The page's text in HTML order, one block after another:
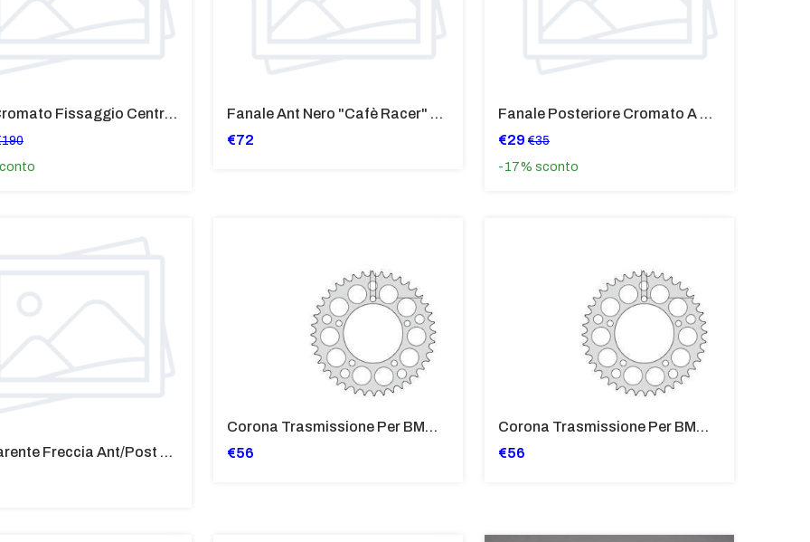
Faro Cromato Fissaggio Centrale Mm. 120 Parabola Mm. 90 Completo Di Lampade 12 Volt H4 + W5W Per BMW Varie
Fanale Ant Nero "Cafè Racer" Per BMW Vari Modelli
€72
Fanale Posteriore Cromato A Led Per BMW Vari Modelli
€29 €35
-17% sconto
Trasparente Freccia Ant/Post Per BMW F650ST-GS-GSDakar'93-'07 Post Per BMW C1 125-200
Corona Trasmissione Per BMW G650
€56
Corona Trasmissione Per BMW G650
€56